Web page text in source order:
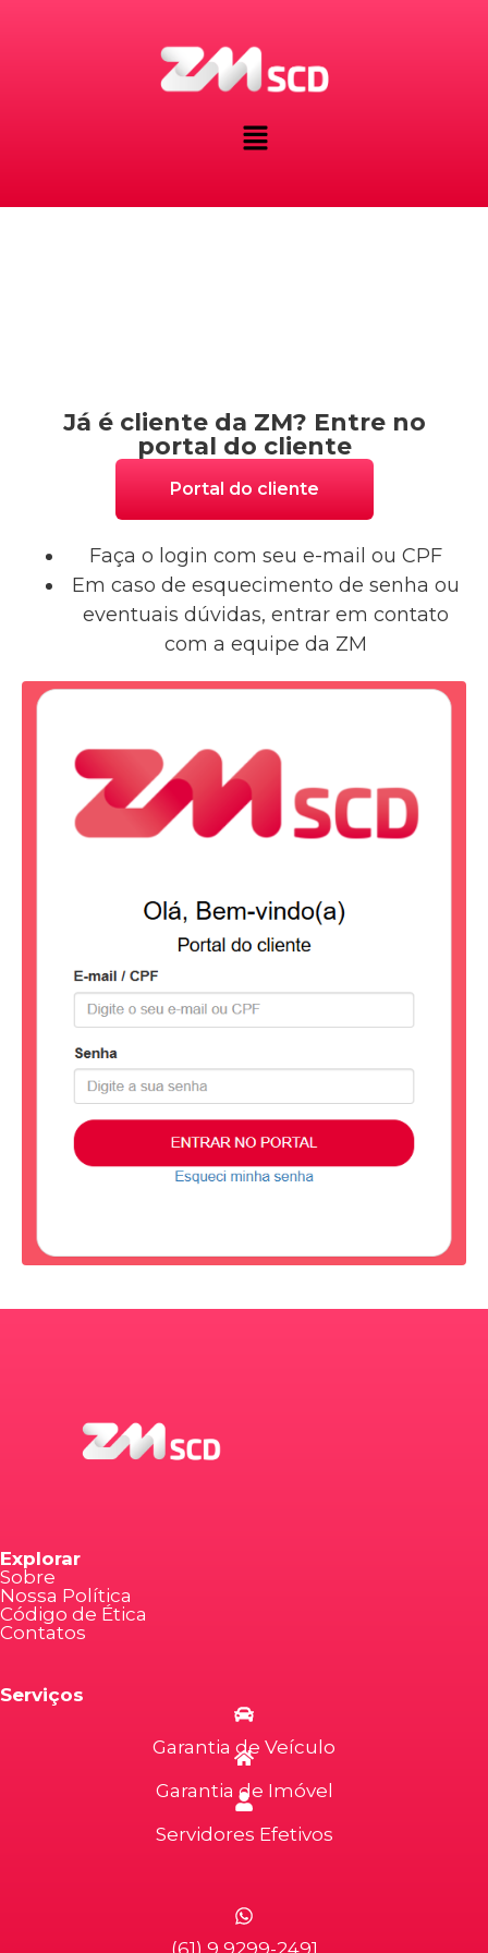
Já é cliente da ZM? Entre no
portal do cliente
Portal do cliente
Faça o login com seu e-mail ou CPF
Em caso de esquecimento de senha ou
eventuais dúvidas, entrar em contato
com a equipe da ZM
Explorar
Sobre
Nossa Política
Código de Ética
Contatos
Serviços
Garantia de Veículo
Garantia de Imóvel
Servidores Efetivos